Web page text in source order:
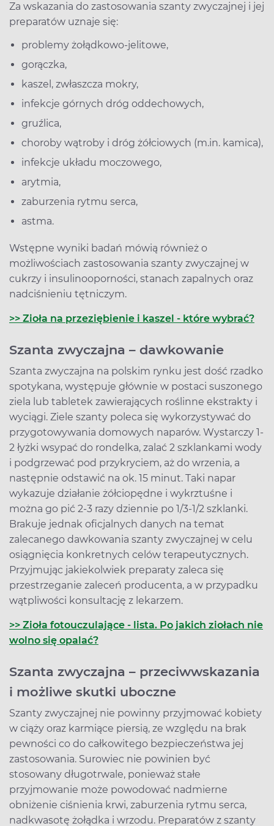
Za wskazania do zastosowania szanty zwyczajnej i jej
preparatów uznaje się:
problemy żołądkowo-jelitowe,
gorączka,
kaszel, zwłaszcza mokry,
infekcje górnych dróg oddechowych,
gruźlica,
choroby wątroby i dróg żółciowych (m.in. kamica),
infekcje układu moczowego,
arytmia,
zaburzenia rytmu serca,
astma.
Wstępne wyniki badań mówią również o
możliwościach zastosowania szanty zwyczajnej w
cukrzy i insulinooporności, stanach zapalnych oraz
nadciśnieniu tętniczym.
>> Zioła na przeziębienie i kaszel - które wybrać?
Szanta zwyczajna – dawkowanie
Szanta zwyczajna na polskim rynku jest dość rzadko
spotykana, występuje głównie w postaci suszonego
ziela lub tabletek zawierających roślinne ekstrakty i
wyciągi. Ziele szanty poleca się wykorzystywać do
przygotowywania domowych naparów. Wystarczy 1-
2 łyżki wsypać do rondelka, zalać 2 szklankami wody
i podgrzewać pod przykryciem, aż do wrzenia, a
następnie odstawić na ok. 15 minut. Taki napar
wykazuje działanie żółciopędne i wykrztuśne i
można go pić 2-3 razy dziennie po 1/3-1/2 szklanki.
Brakuje jednak oficjalnych danych na temat
zalecanego dawkowania szanty zwyczajnej w celu
osiągnięcia konkretnych celów terapeutycznych.
Przyjmując jakiekolwiek preparaty zaleca się
przestrzeganie zaleceń producenta, a w przypadku
wątpliwości konsultację z lekarzem.
>> Zioła fotouczulające - lista. Po jakich ziołach nie
wolno się opalać?
Szanta zwyczajna – przeciwwskazania
i możliwe skutki uboczne
Szanty zwyczajnej nie powinny przyjmować kobiety
w ciąży oraz karmiące piersią, ze względu na brak
pewności co do całkowitego bezpieczeństwa jej
zastosowania. Surowiec nie powinien być
stosowany długotrwale, ponieważ stałe
przyjmowanie może powodować nadmierne
obniżenie ciśnienia krwi, zaburzenia rytmu serca,
nadkwasotę żołądka i wrzodu. Preparatów z szanty